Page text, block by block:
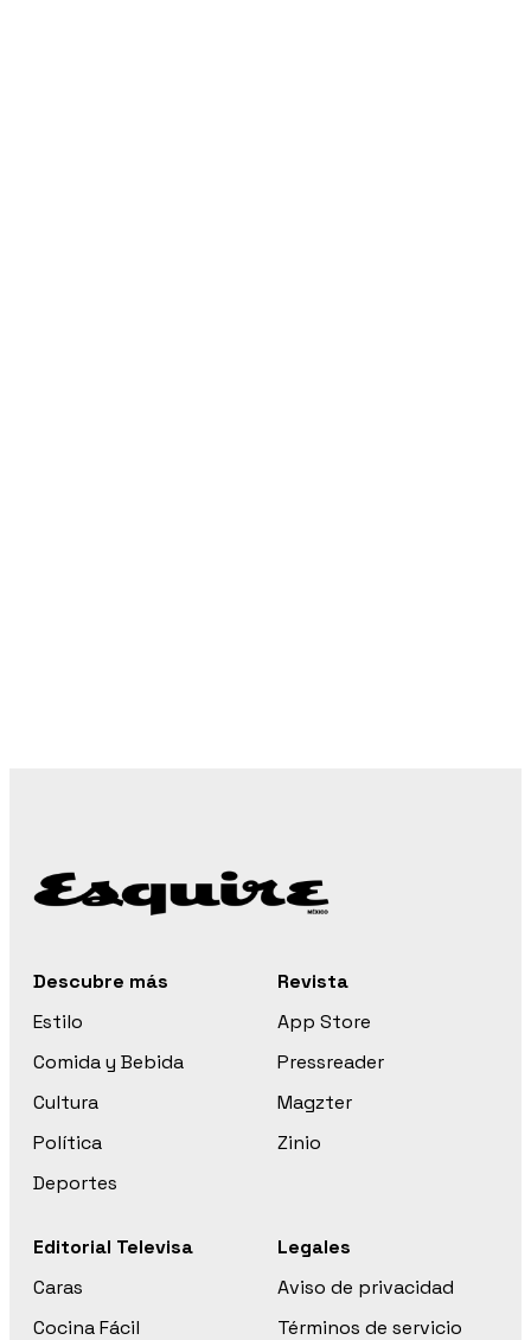
Descubre más
Estilo
Comida y Bebida
Cultura
Política
Deportes
Revista
App Store
Pressreader
Magzter
Zinio
Editorial Televisa
Caras
Cocina Fácil
Legales
Aviso de privacidad
Términos de servicio